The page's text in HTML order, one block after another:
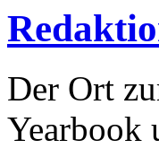
Der Ort
Yearbook